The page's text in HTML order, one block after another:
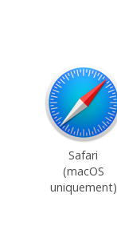
Safari
(macOS
uniquement)